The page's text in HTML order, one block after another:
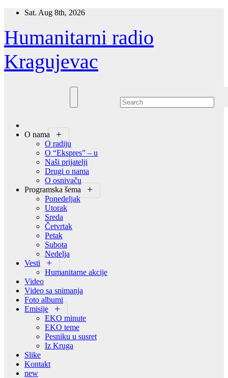
Skip
content
Sat. Aug 8th, 2026
Humanitarni radio
Kragujevac
O nama
O radiju
O “Ekspres” – u
Naši prijatelji
Drugi o nama
O osnivaču
Programska šema
Ponedeljak
Utorak
Sreda
Četvrtak
Petak
Subota
Nedelja
Vesti
Humanitarne akcije
Video
Video sa snimanja
Foto albumi
Emisije
EKO minute
EKO teme
Pesniku u susret
Iz Kruga
Slike
Kontakt
new